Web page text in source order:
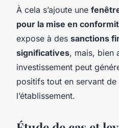
À cela s’ajoute une
pour la mise en
expose à des sanctions
significatives, mais, bien
investissement peut
positifs tout en servant
l’établissement.